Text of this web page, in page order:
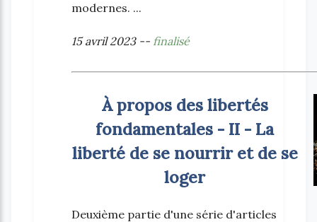
modernes. ...
15 avril 2023 -- finalisé
À propos des libertés
fondamentales - II - La
liberté de se nourrir et de se
loger
Deuxième partie d'une série d'articles